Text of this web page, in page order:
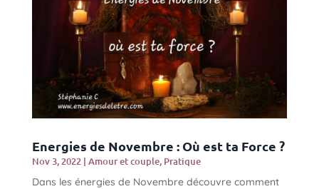
Energies de Novembre : Où est ta Force ?
Nov 3, 2022| Amour et couple, Pratique
Dans les énergies de Novembre découvre comment